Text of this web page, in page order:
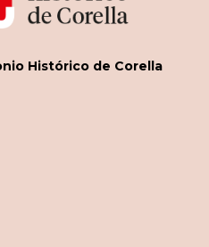
Histórico de Corella